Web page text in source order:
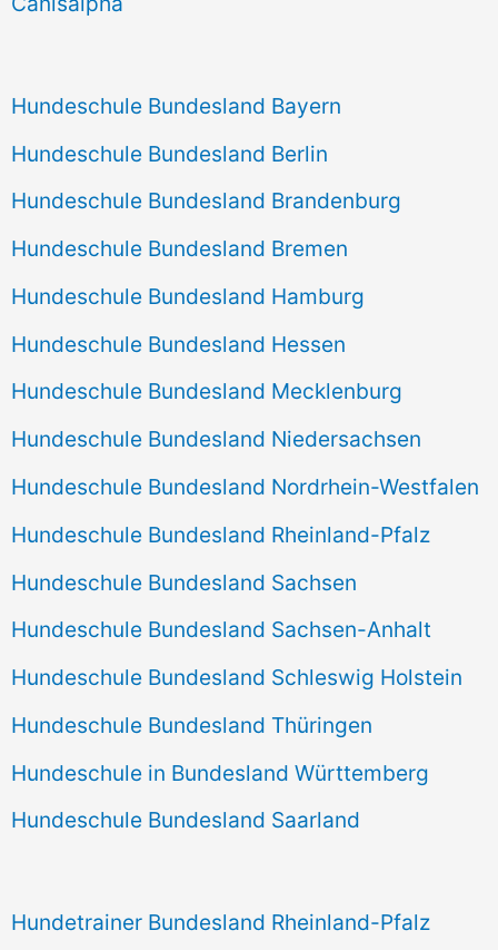
Hundeschule Bundesland Bayern
Hundeschule Bundesland Berlin
Hundeschule Bundesland Brandenburg
Hundeschule Bundesland Bremen
Hundeschule Bundesland Hamburg
Hundeschule Bundesland Hessen
Hundeschule Bundesland Mecklenburg
Hundeschule Bundesland Niedersachsen
Hundeschule Bundesland Nordrhein-Westfalen
Hundeschule Bundesland Rheinland-Pfalz
Hundeschule Bundesland Sachsen
Hundeschule Bundesland Sachsen-Anhalt
Hundeschule Bundesland Schleswig Holstein
Hundeschule Bundesland Thüringen
Hundeschule in Bundesland Württemberg
Hundeschule Bundesland Saarland
Hundetrainer Bundesland Rheinland-Pfalz